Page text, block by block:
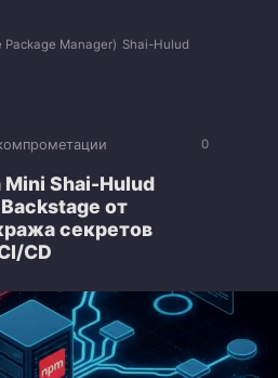
Package Manager) Shai-Hulud
0
Shai-Hulud
от
секретов
CD